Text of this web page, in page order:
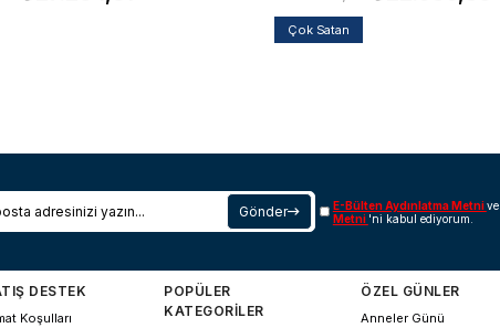
Çok Satan
Gönder E-Bülten Aydınlatma Metnive
Metni 'ni kabul ediyorum.
DESTEK
Koşulları
POPÜLER
KATEGORİLER
ÖZEL GÜNLER
Anneler Günü